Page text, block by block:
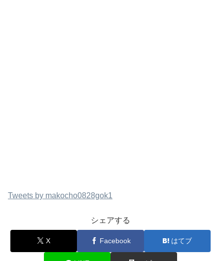
Tweets by makocho0828gok1
シェアする
X Facebook はてブ